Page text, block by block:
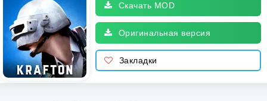
Скачать MOD
Оригинальная версия
Закладки